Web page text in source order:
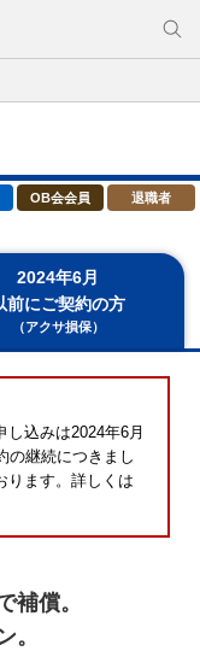
OB会会員 退職者
2024年6月
前にご契約の方
（アクサ損保）
込みは2024年6月
の継続につきまし
ります。詳しくは
補償。
。